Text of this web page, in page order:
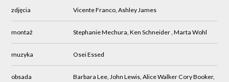
zdjęcia Vicente Franco, Ashley James
montaż Stephanie Mechura, Ken Schneider , Marta Wohl
muzyka Osei Essed
obsada
Barbara Lee, John Lewis, Alice Walker Cory Booker,